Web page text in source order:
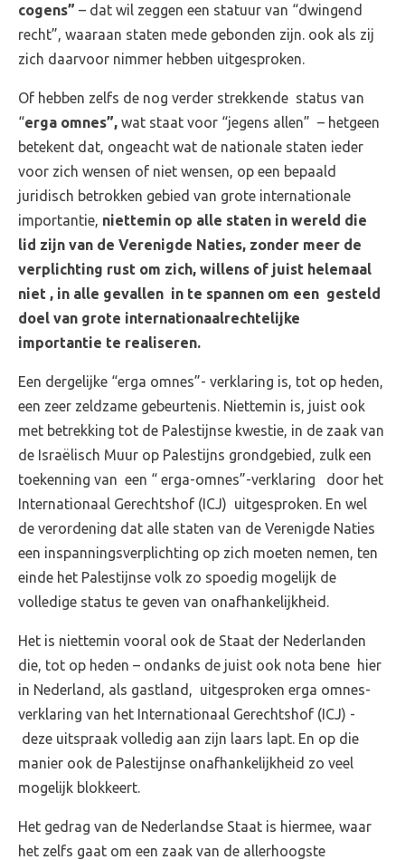
cogens” – dat wil zeggen een statuur van “dwingend
recht”, waaraan staten mede gebonden zijn. ook als zij
zich daarvoor nimmer hebben uitgesproken.
Of hebben zelfs de nog verder strekkende status van
“erga omnes”, wat staat voor “jegens allen” – hetgeen
betekent dat, ongeacht wat de nationale staten ieder
voor zich wensen of niet wensen, op een bepaald
juridisch betrokken gebied van grote internationale
importantie, niettemin op alle staten in wereld die
lid zijn van de Verenigde Naties, zonder meer de
verplichting rust om zich, willens of juist helemaal
niet , in alle gevallen in te spannen om een gesteld
doel van grote internationaalrechtelijke
importantie te realiseren.
Een dergelijke “erga omnes”- verklaring is, tot op heden,
een zeer zeldzame gebeurtenis. Niettemin is, juist ook
met betrekking tot de Palestijnse kwestie, in de zaak van
de Israëlisch Muur op Palestijns grondgebied, zulk een
toekenning van een “ erga-omnes”-verklaring door het
Internationaal Gerechtshof (ICJ) uitgesproken. En wel
de verordening dat alle staten van de Verenigde Naties
een inspanningsverplichting op zich moeten nemen, ten
einde het Palestijnse volk zo spoedig mogelijk de
volledige status te geven van onafhankelijkheid.
Het is niettemin vooral ook de Staat der Nederlanden
die, tot op heden – ondanks de juist ook nota bene hier
in Nederland, als gastland, uitgesproken erga omnes-
verklaring van het Internationaal Gerechtshof (ICJ) -
deze uitspraak volledig aan zijn laars lapt. En op die
manier ook de Palestijnse onafhankelijkheid zo veel
mogelijk blokkeert.
Het gedrag van de Nederlandse Staat is hiermee, waar
het zelfs gaat om een zaak van de allerhoogste